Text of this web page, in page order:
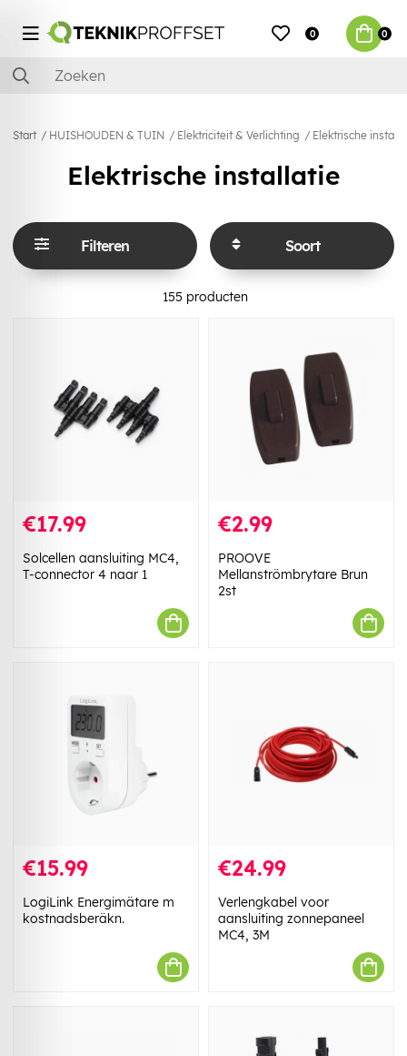
0 0
Start HUISHOUDEN & TUIN Elektriciteit & Verlichting Elektrische
Elektrische installatie
Filteren Soort
155 producten
€17.99
Solcellen aansluiting MC4,
T-connector 4 naar 1
€2.99
PROOVE
Mellanströmbrytare Brun
2st
€15.99
LogiLink Energimätare m
kostnadsberäkn.
€24.99
Verlengkabel voor
aansluiting zonnepaneel
MC4, 3M